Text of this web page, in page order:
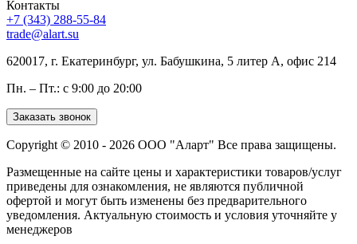
Контакты
+7 (343) 288-55-84
trade@alart.su
620017, г. Екатеринбург, ул. Бабушкина, 5 литер А, офис 214
Пн. – Пт.: с 9:00 до 20:00
Заказать звонок
Copyright © 2010 - 2026 ООО "Аларт" Все права защищены.
Размещенные на сайте цены и характеристики товаров/услуг
приведены для ознакомления, не являются публичной
офертой и могут быть изменены без предварительного
уведомления. Актуальную стоимость и условия уточняйте у
менеджеров